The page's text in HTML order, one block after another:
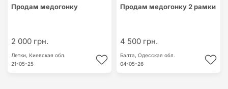
Продам медогонку
2 000 грн.
Летки, Киевская обл.
21-05-25
Продам медогонку 2 рамки
4 500 грн.
Балта, Одесская обл.
04-05-26